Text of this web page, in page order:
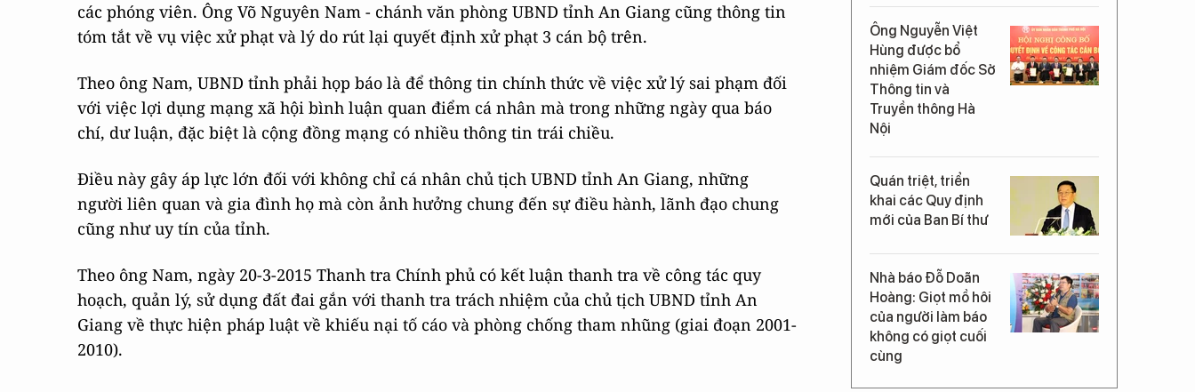
các phóng viên. Ông Võ Nguyên Nam - chánh văn phòng UBND tỉnh An Giang cũng thông tin
tóm tắt về vụ việc xử phạt và lý do rút lại quyết định xử phạt 3 cán bộ trên.
Theo ông Nam, UBND tỉnh phải họp báo là để thông tin chính thức về việc xử lý sai phạm đối
với việc lợi dụng mạng xã hội bình luận quan điểm cá nhân mà trong những ngày qua báo
chí, dư luận, đặc biệt là cộng đồng mạng có nhiều thông tin trái chiều.
Điều này gây áp lực lớn đối với không chỉ cá nhân chủ tịch UBND tỉnh An Giang, những
người liên quan và gia đình họ mà còn ảnh hưởng chung đến sự điều hành, lãnh đạo chung
cũng như uy tín của tỉnh.
Theo ông Nam, ngày 20-3-2015 Thanh tra Chính phủ có kết luận thanh tra về công tác quy
hoạch, quản lý, sử dụng đất đai gắn với thanh tra trách nhiệm của chủ tịch UBND tỉnh An
Giang về thực hiện pháp luật về khiếu nại tố cáo và phòng chống tham nhũng (giai đoạn 2001-
2010).
Ông Nguyễn Việt
Hùng được bổ
nhiệm Giám đốc Sở
Thông tin và
Truyền thông Hà
Nội
Quán triệt, triển
khai các Quy định
mới của Ban Bí thư
Nhà báo Đỗ Doãn
Hoàng: Giọt mồ hôi
của người làm báo
không có giọt cuối
cùng